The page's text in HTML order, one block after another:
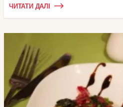
ЧИТАТИ ДАЛІ